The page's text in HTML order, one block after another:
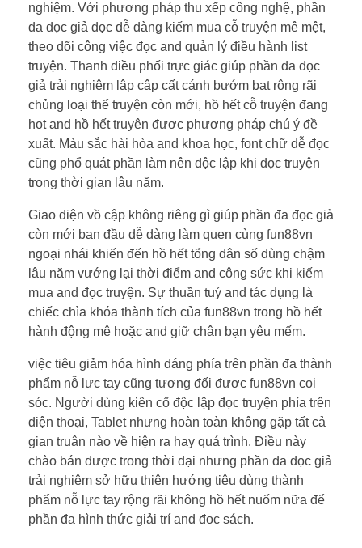
nghiệm. Với phương pháp thu xếp công nghệ, phần
đa đọc giả đọc dễ dàng kiếm mua cỗ truyện mê mệt,
theo dõi công việc đọc and quản lý điều hành list
truyện. Thanh điều phối trực giác giúp phần đa đọc
giả trải nghiệm lập cập cất cánh bướm bạt rộng rãi
chủng loại thể truyện còn mới, hồ hết cỗ truyện đang
hot and hồ hết truyện được phương pháp chú ý đề
xuất. Màu sắc hài hòa and khoa học, font chữ dễ đọc
cũng phổ quát phần làm nên độc lập khi đọc truyện
trong thời gian lâu năm.
Giao diện vồ cập không riêng gì giúp phần đa đọc giả
còn mới ban đầu dễ dàng làm quen cùng fun88vn
ngoại nhái khiến đến hồ hết tổng dân số dùng chậm
lâu năm vướng lại thời điểm and công sức khi kiếm
mua and đọc truyện. Sự thuần tuý and tác dụng là
chiếc chìa khóa thành tích của fun88vn trong hồ hết
hành động mê hoặc and giữ chân bạn yêu mếm.
việc tiêu giảm hóa hình dáng phía trên phần đa thành
phẩm nỗ lực tay cũng tương đối được fun88vn coi
sóc. Người dùng kiên cố độc lập đọc truyện phía trên
điện thoại, Tablet nhưng hoàn toàn không gặp tất cả
gian truân nào về hiện ra hay quá trình. Điều này
chào bán được trong thời đại nhưng phần đa đọc giả
trải nghiệm sở hữu thiên hướng tiêu dùng thành
phẩm nỗ lực tay rộng rãi không hồ hết nuốm nữa để
phần đa hình thức giải trí and đọc sách.